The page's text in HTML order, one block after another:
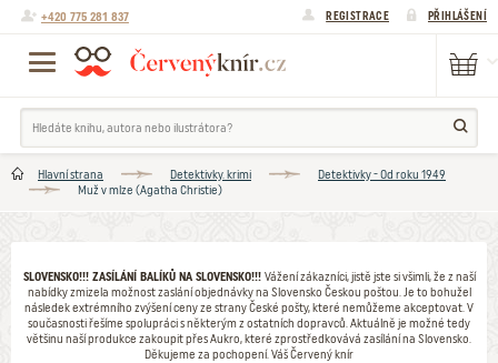
+420 775 281 837 REGISTRACE PŘIHLÁŠENÍ
Hlavní strana Detektivky. krimi
Detektivky - Od roku 1949
Muž v mlze (Agatha Christie)
SLOVENSKO!!! ZASÍLÁNÍ BALÍKŮ NA SLOVENSKO!!! Vážení zákazníci, jistě jste si všimli, že z naší
nabídky zmizela možnost zaslání objednávky na Slovensko Českou poštou. Je to bohužel
následek extrémního zvýšení ceny ze strany České pošty, které nemůžeme akceptovat. V
současnosti řešíme spolupráci s některým z ostatních dopravců. Aktuálně je možné tedy
většinu naší produkce zakoupit přes Aukro, které zprostředkovává zasílání na Slovensko.
Děkujeme za pochopení. Váš Červený knír